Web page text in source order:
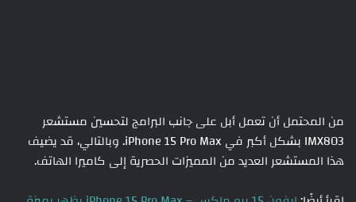
من المحتمل أن تعمل أبل على جانب البرامج لتحسين مستشعر
IMX803 بشكل أكبر في iPhone 15 Pro Max. وبالتالي، قد يضيف
هذا المستشعر العديد من المميزات الحصرية إلى كاميرا الهاتف.